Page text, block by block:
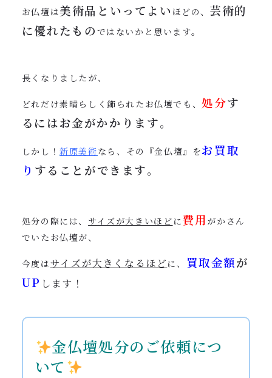
お仏壇は美術品といってよい ほどの、 芸術的
に優れたもの ではないかと思います。
長くなりましたが、
どれだけ素晴らしく飾られたお仏壇でも、処分す
るにはお金がかかります。
しかし！新原美術なら、その『金仏壇』をお買取
り することができます。
処分の際には、 サイズが大きいほど に費用 がかさん
でいたお仏壇が、
今度はサイズが大きくなるほど に、 買取金額が
UP します！
金仏壇処分のご依頼につ
いて